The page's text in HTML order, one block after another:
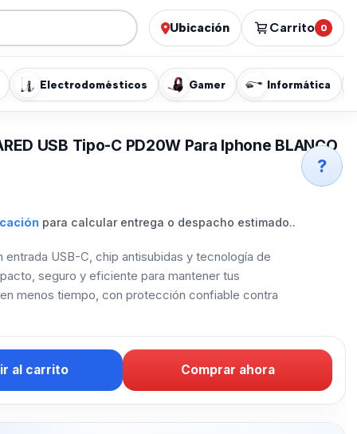
Ubicación Carrito 0
Electrodomésticos Gamer Informática
USB Tipo-C PD20W Para Iphone BLANCO
para calcular entrega o despacho estimado..
entrada USB-C, chip antisubidas y tecnología de
seguro y eficiente para mantener tus
menos tiempo, con protección confiable contra
al carrito Comprar ahora
?